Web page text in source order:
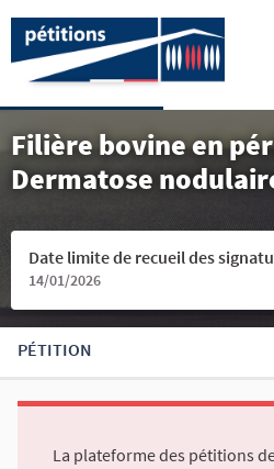
Filière bovine en
Dermatose
Date limite de recueil des
14/01/2026
PÉTITION
La plateforme des pétitions